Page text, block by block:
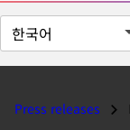
페
이
Press releases